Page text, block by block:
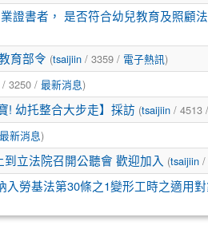
證書者， 是否符合幼兒教育及照顧
育部令 (tsaijiin/ 3359 / 電子熱訊)
3250 / 最新消息)
! 幼托整合大步走】採訪 (tsaijiin/ 4513 /
最新消息)
立法院召開公聽會 歡迎加入 (tsaijiin/
勞基法第30條之1變形工時之適用